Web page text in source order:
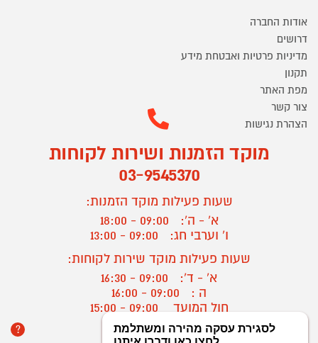
אודות החברה
דרושים
מדיניות פרטיות ואבטחת מידע
תקנון
מפת האתר
צור קשר
הצהרת נגישות
מוקד הזמנות ושירות לקוחות
03-9545370
שעות פעילות מוקד הזמנות:
א' - ה':
09:00 - 18:00
ו' וערבי חג:
09:00 - 13:00
שעות פעילות מוקד שירות לקוחות:
א' - ד':
09:00 - 16:30
ה :
09:00 - 16:00
חול המועד
? יצירת קשר/ביטול הזמנה